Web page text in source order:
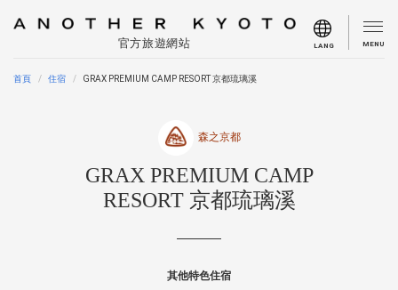
官方旅遊網站 LANG MENU
首頁 住宿 GRAX PREMIUM CAMP RESORT 京都琉璃溪
森之京都
GRAX PREMIUM CAMP
RESORT 京都琉璃溪
其他特色住宿